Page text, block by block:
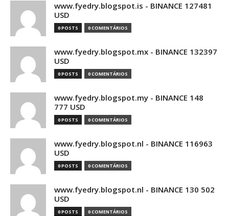
www.fyedry.blogspot.is - BINANCE 127481
USD
0 POSTS 0 COMENTÁRIOS
www.fyedry.blogspot.mx - BINANCE 132397
USD
0 POSTS 0 COMENTÁRIOS
www.fyedry.blogspot.my - BINANCE 148
777 USD
0 POSTS 0 COMENTÁRIOS
www.fyedry.blogspot.nl - BINANCE 116963
USD
0 POSTS 0 COMENTÁRIOS
www.fyedry.blogspot.nl - BINANCE 130 502
USD
0 POSTS 0 COMENTÁRIOS